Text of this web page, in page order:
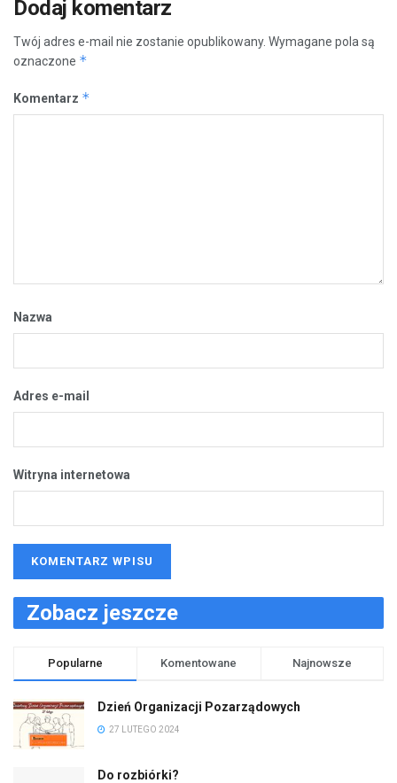
Dodaj komentarz
Twój adres e-mail nie zostanie opublikowany. Wymagane pola są
oznaczone *
Komentarz *
Nazwa
Adres e-mail
Witryna internetowa
Zobacz jeszcze
Popularne Komentowane Najnowsze
Dzień Organizacji Pozarządowych
27 LUTEGO 2024
Do rozbiórki?